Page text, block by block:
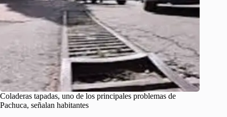
Coladeras tapadas, uno de los principales problemas de
Pachuca, señalan habitantes